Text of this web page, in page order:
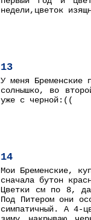
недели,цветок
13
У меня Бременские
солнышко, во
уже с черной:((
14
Мои Бременские,
сначала бутон
Цветки см по 8,
Под Питером они
симпатичный. А 4-